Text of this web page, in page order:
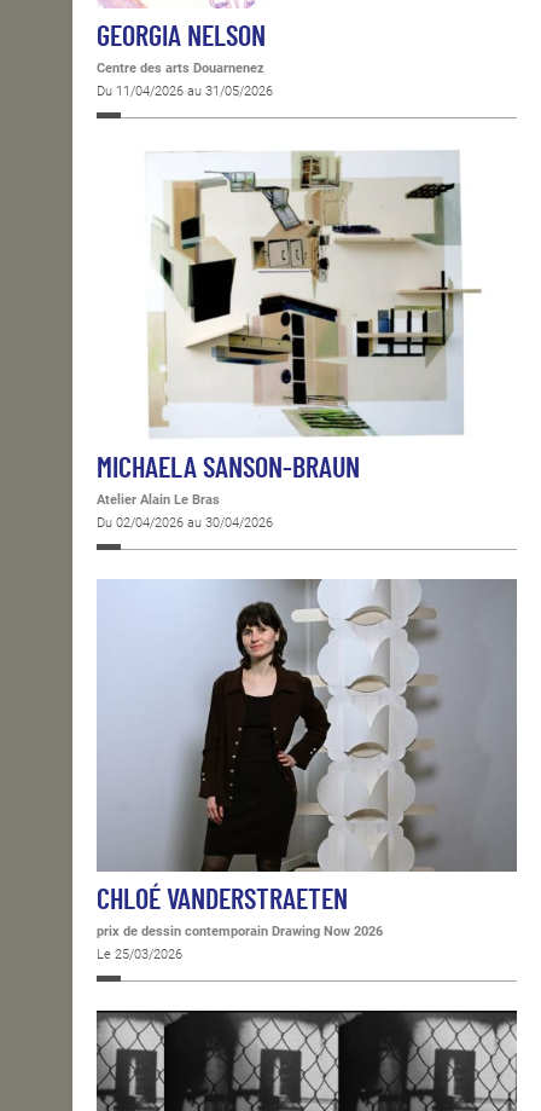
GEORGIA NELSON
Centre des arts Douarnenez
Du 11/04/2026 au 31/05/2026
MICHAELA SANSON-BRAUN
Atelier Alain Le Bras
Du 02/04/2026 au 30/04/2026
CHLOÉ VANDERSTRAETEN
prix de dessin contemporain Drawing Now 2026
Le 25/03/2026